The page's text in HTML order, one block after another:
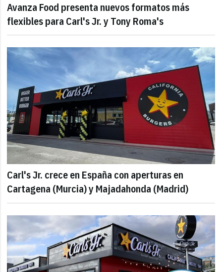
Avanza Food presenta nuevos formatos más
flexibles para Carl's Jr. y Tony Roma's
Carl's Jr. crece en España con aperturas en
Cartagena (Murcia) y Majadahonda (Madrid)